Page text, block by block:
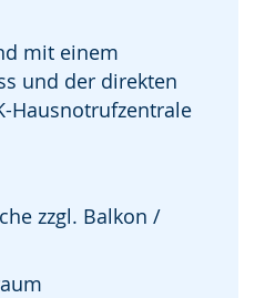
mit einem
und der direkten
Hausnotrufzentrale
zzgl. Balkon /